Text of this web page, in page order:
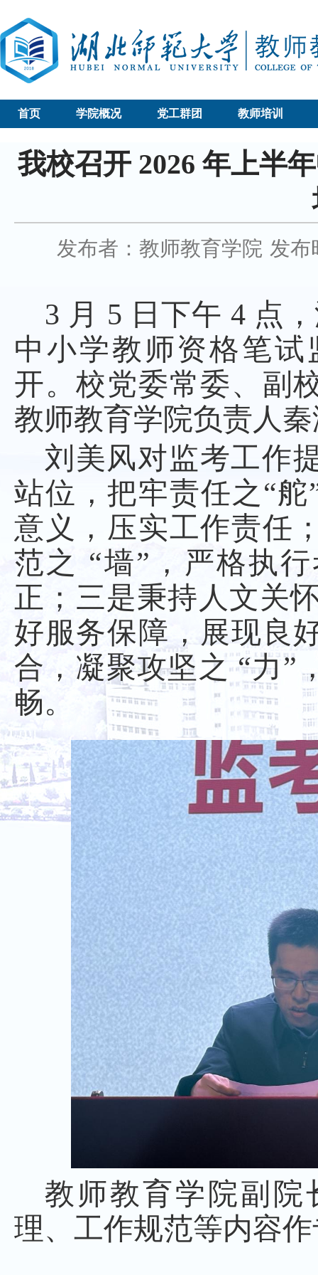
首页 学院概况 党工群团 教师培训
我校召开 2026 年上半
发布者：教师教育学院 发布
3 月 5 日下午 4 点
中小学教师资格笔
开。校党委常委、副
教师教育学院负责人
刘美风对监考工作
站位，把牢责任之 “
意义，压实工作责任
范之 “墙”，严格执
正；三是秉持人文关
好服务保障，展现良
合，凝聚攻坚之 “力”
畅。
教师教育学院副院
理、工作规范等内容